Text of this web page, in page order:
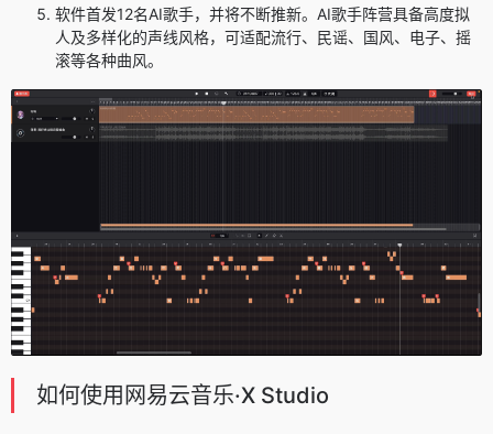
软件首发12名AI歌手，并将不断推新。AI歌手阵营具备高度拟
人及多样化的声线风格，可适配流行、民谣、国风、电子、摇
滚等各种曲风。
如何使用网易云音乐·X Studio